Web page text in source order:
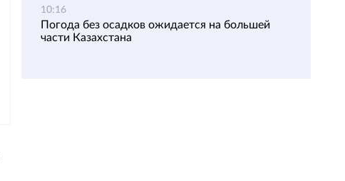
10:16
Погода без осадков ожидается на большей
части Казахстана